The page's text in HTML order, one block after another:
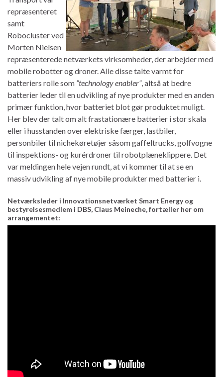
repræsenteret
samt
Robocluster ved
Morten Nielsen
repræsenterede netværkets virksomheder, der arbejder med
mobile robotter og droner. Alle disse talte varmt for
batteriers rolle som ”technology enabler”, altså at bedre
batterier leder til en udvikling af nye produkter med en anden
primær funktion, hvor batteriet blot gør produktet muligt.
Her blev der talt om alt frastationære batterier i stor skala
eller i husstanden over elektriske færger, lastbiler,
personbiler til nichekøretøjer såsom gaffeltrucks, golfvogne
til inspektions- og kurérdroner til robotplæneklippere. Det
var meldingen hele vejen rundt, at vi kommer til at se en
massiv udvikling af nye mobile produkter med batterier i.
Netværksleder i Innovationsnetværket Smart Energy og
bestyrelsesmedlem i DBS, Claus Meineche, fortæller her om
arrangementet: